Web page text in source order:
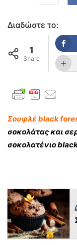
Διαδώστε το:
1
Share
Σουφλέ black
σοκολάτας και
σοκολατένιο